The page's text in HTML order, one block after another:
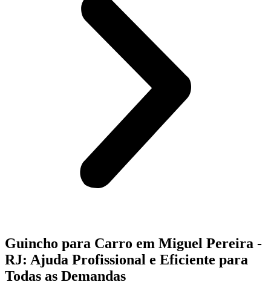
Guincho para Carro em Miguel Pereira -
RJ: Ajuda Profissional e Eficiente para
Todas as Demandas